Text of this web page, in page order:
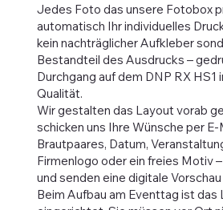
Jedes Foto das unsere Fotobox
automatisch Ihr individuelles
kein nachträglicher Aufkleber
Bestandteil des Ausdrucks –
Durchgang auf dem DNP RX HS1
Qualität.
Wir gestalten das Layout vorab
schicken uns Ihre Wünsche per
Brautpaares, Datum,
Firmenlogo oder ein freies Motiv
und senden eine digitale
Beim Aufbau am Eventtag ist